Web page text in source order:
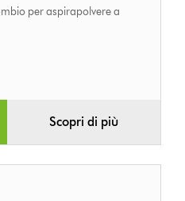
per aspirapolvere a
Scopri di più